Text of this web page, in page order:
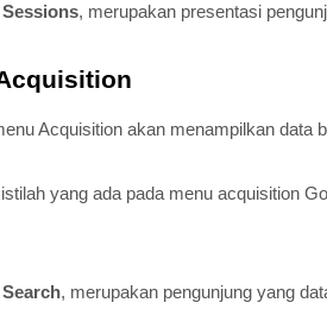
, merupakan presentasi
Acquisition akan menampilkan data
yang ada pada menu acquisition
, merupakan pengunjung yang